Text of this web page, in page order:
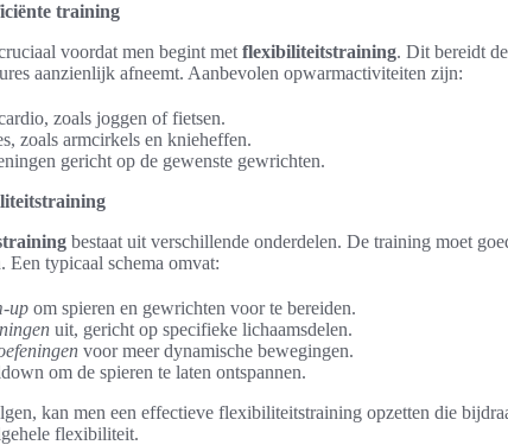
training
voordat men begint met flexibiliteitstraining. Dit bereidt
aanzienlijk afneemt. Aanbevolen opwarmactiviteiten zijn:
zoals joggen of fietsen.
zoals armcirkels en knieheffen.
gericht op de gewenste gewrichten.
bestaat uit verschillende onderdelen. De training moet
Een typicaal schema omvat:
up om spieren en gewrichten voor te bereiden.
uit, gericht op specifieke lichaamsdelen.
voor meer dynamische bewegingen.
om de spieren te laten ontspannen.
kan men een effectieve flexibiliteitstraining opzetten die
flexibiliteit.